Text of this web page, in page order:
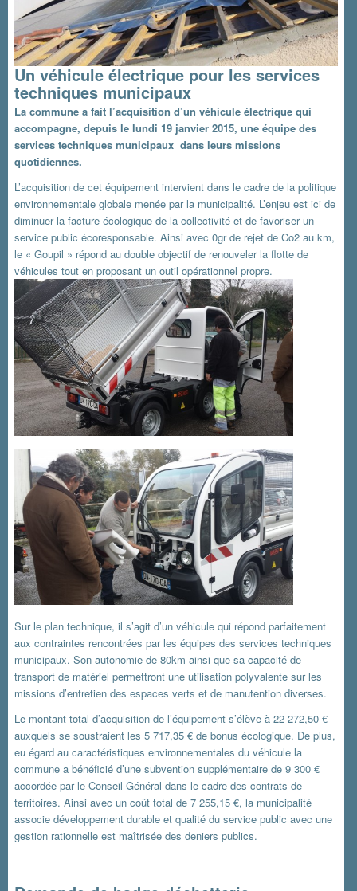
Un véhicule électrique pour les services
techniques municipaux
La commune a fait l’acquisition d’un véhicule électrique qui
accompagne, depuis le lundi 19 janvier 2015, une équipe des
services techniques municipaux dans leurs missions
quotidiennes.
L’acquisition de cet équipement intervient dans le cadre de la politique
environnementale globale menée par la municipalité. L’enjeu est ici de
diminuer la facture écologique de la collectivité et de favoriser un
service public écoresponsable. Ainsi avec 0gr de rejet de Co2 au km,
le « Goupil » répond au double objectif de renouveler la flotte de
véhicules tout en proposant un outil opérationnel propre.
Sur le plan technique, il s’agit d’un véhicule qui répond parfaitement
aux contraintes rencontrées par les équipes des services techniques
municipaux. Son autonomie de 80km ainsi que sa capacité de
transport de matériel permettront une utilisation polyvalente sur les
missions d’entretien des espaces verts et de manutention diverses.
Le montant total d’acquisition de l’équipement s’élève à 22 272,50 €
auxquels se soustraient les 5 717,35 € de bonus écologique. De plus,
eu égard au caractéristiques environnementales du véhicule la
commune a bénéficié d’une subvention supplémentaire de 9 300 €
accordée par le Conseil Général dans le cadre des contrats de
territoires. Ainsi avec un coût total de 7 255,15 €, la municipalité
associe développement durable et qualité du service public avec une
gestion rationnelle est maîtrisée des deniers publics.